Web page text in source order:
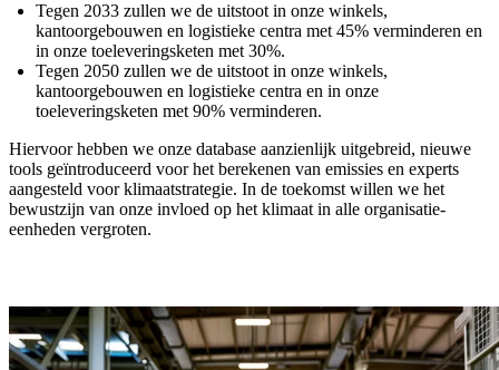
Tegen 2033 zullen we de uitstoot in onze winkels,
kantoorgebouwen en logistieke centra met 45% verminderen en
in onze toeleveringsketen met 30%.
Tegen 2050 zullen we de uitstoot in onze winkels,
kantoorgebouwen en logistieke centra en in onze
toeleveringsketen met 90% verminderen.
Hiervoor hebben we onze database aanzienlijk uitgebreid, nieuwe
tools geïntroduceerd voor het berekenen van emissies en experts
aangesteld voor klimaatstrategie. In de toekomst willen we het
bewustzijn van onze invloed op het klimaat in alle organisatie-
eenheden vergroten.